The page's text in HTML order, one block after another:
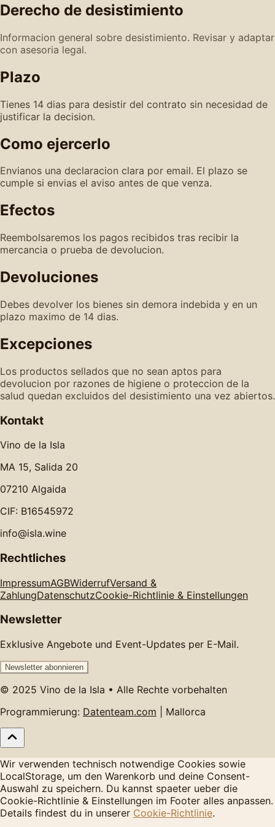
Derecho de desistimiento
Informacion general sobre desistimiento. Revisar y adaptar
con asesoria legal.
Plazo
Tienes 14 dias para desistir del contrato sin necesidad de
justificar la decision.
Como ejercerlo
Envianos una declaracion clara por email. El plazo se
cumple si envias el aviso antes de que venza.
Efectos
Reembolsaremos los pagos recibidos tras recibir la
mercancia o prueba de devolucion.
Devoluciones
Debes devolver los bienes sin demora indebida y en un
plazo maximo de 14 dias.
Excepciones
Los productos sellados que no sean aptos para
devolucion por razones de higiene o proteccion de la
salud quedan excluidos del desistimiento una vez abiertos.
Kontakt
Vino de la Isla
MA 15, Salida 20
07210 Algaida
CIF: B16545972
info@isla.wine
Rechtliches
ImpressumAGBWiderrufVersand &
ZahlungDatenschutzCookie-Richtlinie & Einstellungen
Newsletter
Exklusive Angebote und Event-Updates per E-Mail.
Newsletter abonnieren
© 2025 Vino de la Isla • Alle Rechte vorbehalten
Programmierung: Datenteam.com | Mallorca
Wir verwenden technisch notwendige Cookies sowie
LocalStorage, um den Warenkorb und deine Consent-
Auswahl zu speichern. Du kannst spaeter ueber die
Cookie-Richtlinie & Einstellungen im Footer alles anpassen.
Details findest du in unserer Cookie-Richtlinie.